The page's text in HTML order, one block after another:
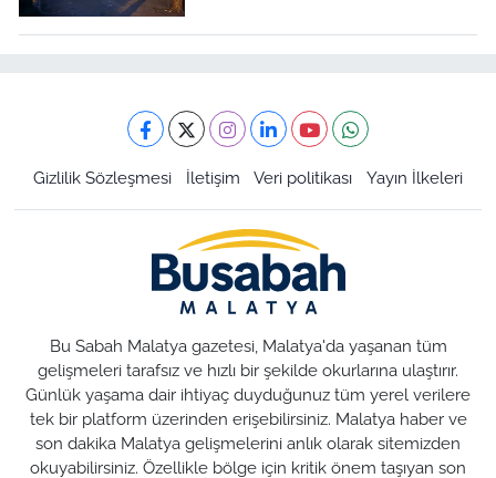
Gizlilik Sözleşmesi İletişim Veri politikası Yayın İlkeleri
Bu Sabah Malatya gazetesi, Malatya'da yaşanan tüm
gelişmeleri tarafsız ve hızlı bir şekilde okurlarına ulaştırır.
Günlük yaşama dair ihtiyaç duyduğunuz tüm yerel verilere
tek bir platform üzerinden erişebilirsiniz. Malatya haber ve
son dakika Malatya gelişmelerini anlık olarak sitemizden
okuyabilirsiniz. Özellikle bölge için kritik önem taşıyan son